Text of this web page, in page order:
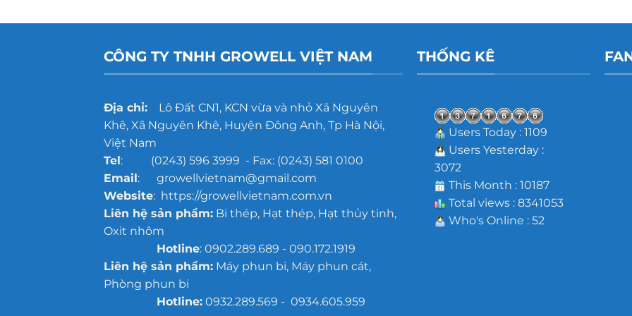
CÔNG TY TNHH GROWELL VIỆT NAM
Địa chỉ:Lô Đất CN1, KCN vừa và nhỏ Xã Nguyên
Khê, Xã Nguyên Khê, Huyện Đông Anh, Tp Hà Nội,
Việt Nam
Tel: (0243) 596 3999 - Fax: (0243) 581 0100
Email: growellvietnam@gmail.com
Website: https://growellvietnam.com.vn
Liên hệ sản phẩm:Bi thép, Hạt thép, Hạt thủy tinh,
Oxit nhôm
Hotline: 0902.289.689 - 090.172.1919
Liên hệ sản phẩm:Máy phun bi, Máy phun cát,
Phòng phun bi
Hotline:0932.289.569 - 0934.605.959
THỐNG KÊ
Users Today : 1109
Users Yesterday :
3072
This Month : 10187
Total views : 8341053
Who's Online : 52